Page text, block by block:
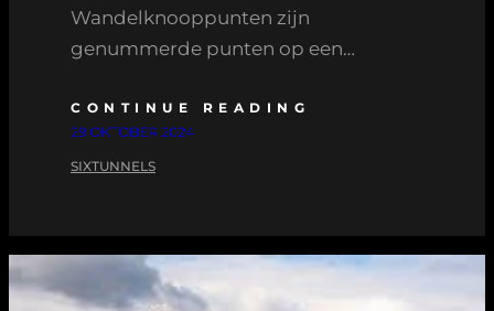
Wandelknooppunten zijn
genummerde punten op een…
CONTINUE READING
29 OKTOBER 2024
SIXTUNNELS